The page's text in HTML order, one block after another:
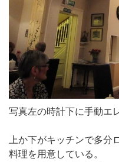
写真左の時計下に手動エ
上か下がキッチンで多分
料理を用意している。